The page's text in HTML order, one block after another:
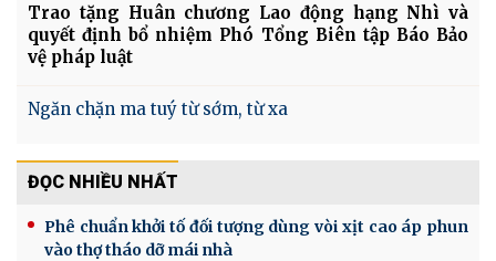
Trao tặng Huân chương Lao động hạng Nhì và
quyết định bổ nhiệm Phó Tổng Biên tập Báo Bảo
vệ pháp luật
Ngăn chặn ma tuý từ sớm, từ xa
ĐỌC NHIỀU NHẤT
Phê chuẩn khởi tố đối tượng dùng vòi xịt cao áp phun
vào thợ tháo dỡ mái nhà